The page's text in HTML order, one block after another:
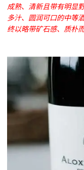
成熟、清新且带有明显
多汁、圆润可口的中等
终以略带矿石感、质朴